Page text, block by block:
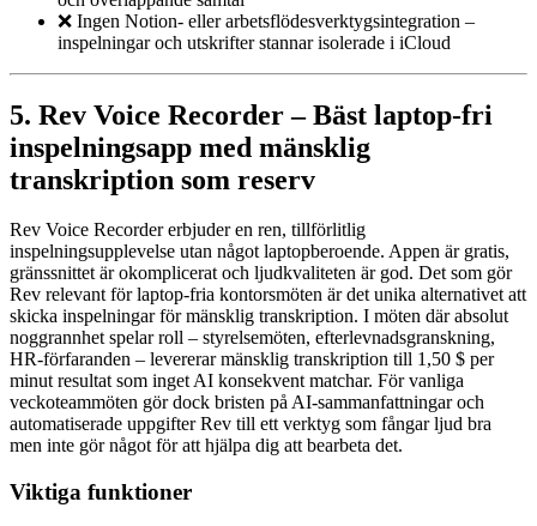
❌ Ingen Notion- eller arbetsflödesverktygsintegration –
inspelningar och utskrifter stannar isolerade i iCloud
5. Rev Voice Recorder – Bäst laptop-fri
inspelningsapp med mänsklig
transkription som reserv
Rev Voice Recorder erbjuder en ren, tillförlitlig
inspelningsupplevelse utan något laptopberoende. Appen är gratis,
gränssnittet är okomplicerat och ljudkvaliteten är god. Det som gör
Rev relevant för laptop-fria kontorsmöten är det unika alternativet att
skicka inspelningar för mänsklig transkription. I möten där absolut
noggrannhet spelar roll – styrelsemöten, efterlevnadsgranskning,
HR-förfaranden – levererar mänsklig transkription till 1,50 $ per
minut resultat som inget AI konsekvent matchar. För vanliga
veckoteammöten gör dock bristen på AI-sammanfattningar och
automatiserade uppgifter Rev till ett verktyg som fångar ljud bra
men inte gör något för att hjälpa dig att bearbeta det.
Viktiga funktioner